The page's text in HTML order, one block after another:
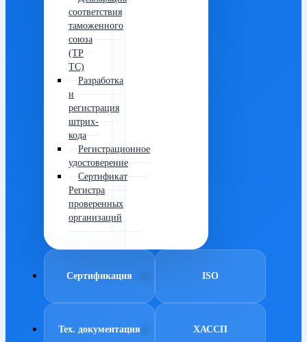
соответствия
таможенного
союза
(ТР
ТС)
Разработка
и
регистрация
штрих-
кода
Регистрационное
удостоверение
Сертификат
Регистра
проверенных
организаций
Сертификация ISO
Тех. документация ХАССП